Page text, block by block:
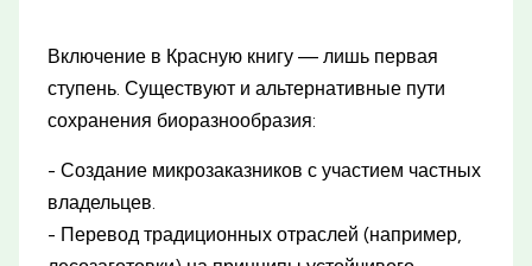
Включение в Красную книгу — лишь первая
ступень. Существуют и альтернативные пути
сохранения биоразнообразия:
- Создание микрозаказников с участием частных
владельцев.
- Перевод традиционных отраслей (например,